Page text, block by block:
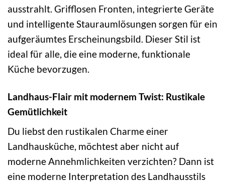
ausstrahlt. Grifflosen Fronten, integrierte Geräte
und intelligente Stauraumlösungen sorgen für ein
aufgeräumtes Erscheinungsbild. Dieser Stil ist
ideal für alle, die eine moderne, funktionale
Küche bevorzugen.
Landhaus-Flair mit modernem Twist: Rustikale
Gemütlichkeit
Du liebst den rustikalen Charme einer
Landhausküche, möchtest aber nicht auf
moderne Annehmlichkeiten verzichten? Dann ist
eine moderne Interpretation des Landhausstils